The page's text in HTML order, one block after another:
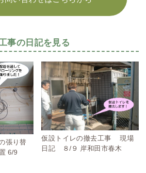
事の日記を見る
張り替
6/9
仮設トイレの撤去工事 現場
日記 ８/９ 岸和田市春木